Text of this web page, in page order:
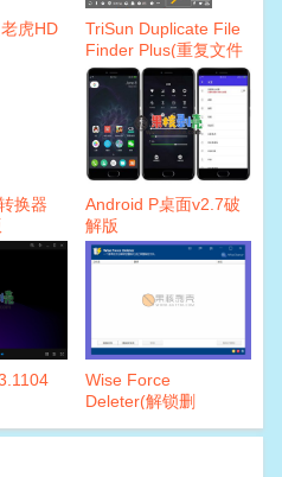
老虎HD
TriSun Duplicate File
Finder Plus(重复文件
查找)10.1.052 注册版
换器
Android P桌面v2.7破
解版
Wise Force
Deleter(解锁删